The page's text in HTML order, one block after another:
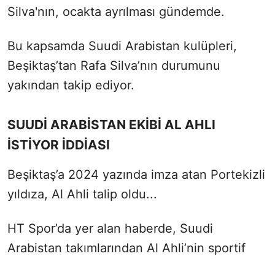
Silva'nın, ocakta ayrılması gündemde.
Bu kapsamda Suudi Arabistan kulüpleri,
Beşiktaş’tan Rafa Silva’nın durumunu
yakından takip ediyor.
SUUDİ ARABİSTAN EKİBİ AL AHLI
İSTİYOR İDDİASI
Beşiktaş’a 2024 yazında imza atan Portekizli
yıldıza, Al Ahli talip oldu...
HT Spor’da yer alan haberde, Suudi
Arabistan takımlarından Al Ahli’nin sportif